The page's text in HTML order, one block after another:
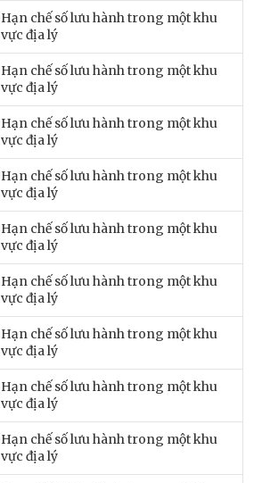
Hạn chế số lưu hành trong một khu
vực địa lý
Hạn chế số lưu hành trong một khu
vực địa lý
Hạn chế số lưu hành trong một khu
vực địa lý
Hạn chế số lưu hành trong một khu
vực địa lý
Hạn chế số lưu hành trong một khu
vực địa lý
Hạn chế số lưu hành trong một khu
vực địa lý
Hạn chế số lưu hành trong một khu
vực địa lý
Hạn chế số lưu hành trong một khu
vực địa lý
Hạn chế số lưu hành trong một khu
vực địa lý